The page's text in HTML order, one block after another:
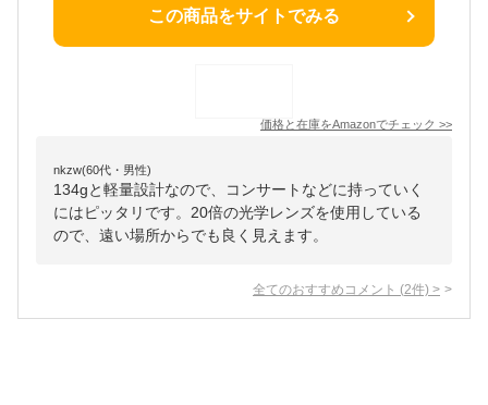
この商品をサイトでみる
価格と在庫をAmazonでチェック >>
nkzw(60代・男性)
134gと軽量設計なので、コンサートなどに持っていく
にはピッタリです。20倍の光学レンズを使用している
ので、遠い場所からでも良く見えます。
全てのおすすめコメント (2件) >